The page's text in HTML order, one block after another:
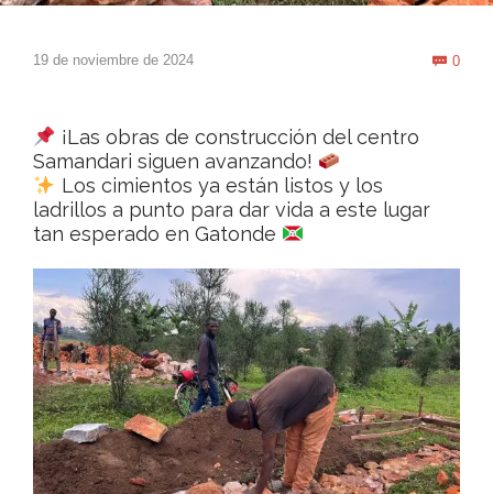
19 de noviembre de 2024  0
¡Las obras de construcción del centro
Samandari siguen avanzando!
Los cimientos ya están listos y los
ladrillos a punto para dar vida a este lugar
tan esperado en Gatonde